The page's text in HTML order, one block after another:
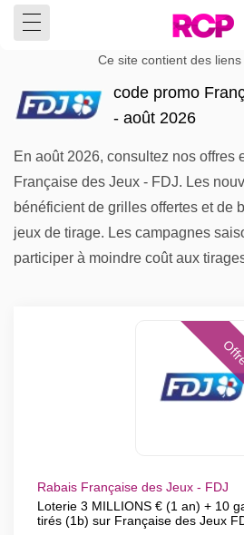
Ce site contient des
code promo
- août 2026
En août 2026, consultez nos offres
Française des Jeux - FDJ. Les
bénéficient de grilles offertes et de
jeux de tirage. Les campagnes
participer à moindre coût aux
Rabais Française des Jeux - FDJ
Loterie 3 MILLIONS € (1 an) + 10
tirés (1b) sur Française des Jeux